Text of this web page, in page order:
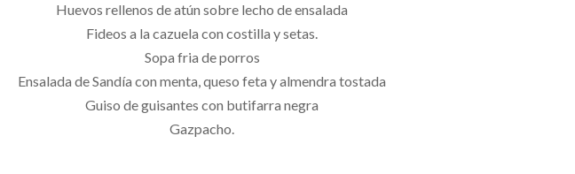
Huevos rellenos de atún sobre lecho de ensalada
Fideos a la cazuela con costilla y setas.
Sopa fria de porros
Ensalada de Sandía con menta, queso feta y almendra tostada
Guiso de guisantes con butifarra negra
Gazpacho.